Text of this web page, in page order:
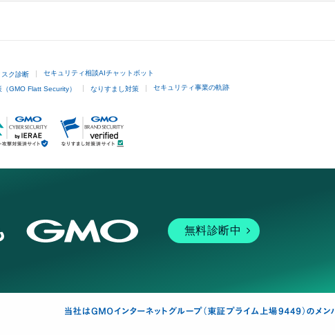
ク診断 セキュリティ相談AIチャットボット
GMO Flatt Security） なりすまし対策 セキュリティ事業の軌跡
無料診断中